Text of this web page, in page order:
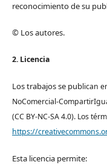
reconocimiento de su
© Los autores.
2. Licencia
Los trabajos se publican
NoComercial-
(CC BY-NC-SA 4.0). Los
https://
Esta licencia permite: